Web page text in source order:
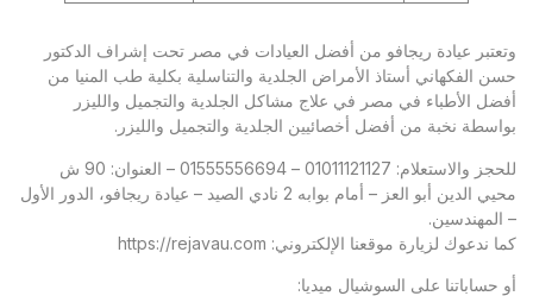
وتعتبر عيادة ريجافو من أفضل العيادات في مصر تحت إشراف الدكتور
حسن الفكهاني أستاذ الأمراض الجلدية والتناسلية بكلية طب المنيا من
أفضل الأطباء في مصر في علاج مشاكل الجلدية والتجميل والليزر
بواسطة نخبة من أفضل أخصائيين الجلدية والتجميل والليزر.
للحجز والاستعلام: 01011121127 – 01555556694 – العنوان: 90 ش
محيي الدين أبو العز – أمام بوابه 2 نادي الصيد – عيادة ريجافو، الدور الأول
– المهندسين.
كما ندعوك لزيارة موقعنا الإلكتروني: https://rejavau.com
أو حساباتنا على السوشيال ميديا: